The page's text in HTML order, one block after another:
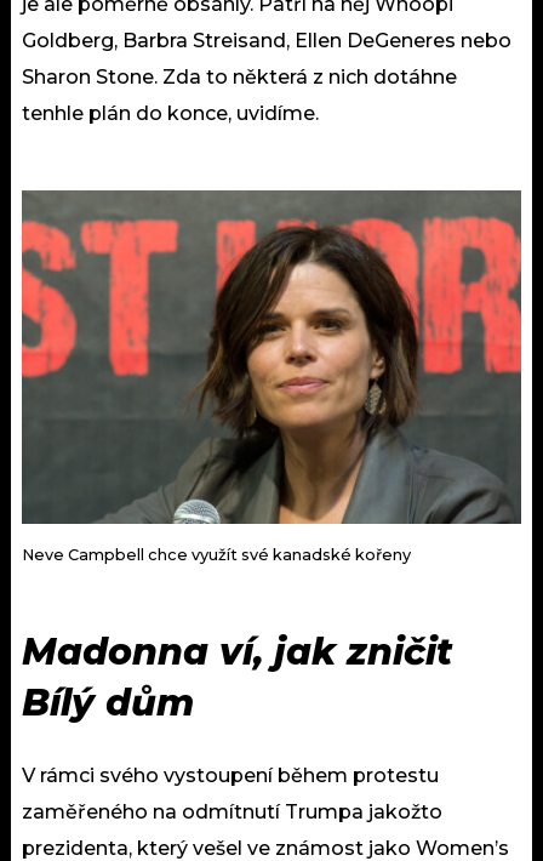
Goldberg, Barbra Streisand, Ellen DeGeneres nebo
Sharon Stone. Zda to některá z nich dotáhne
tenhle plán do konce, uvidíme.
Neve Campbell chce využít své kanadské kořeny
Madonna ví, jak zničit
Bílý dům
V rámci svého vystoupení během protestu
zaměřeného na odmítnutí Trumpa jakožto
prezidenta, který vešel ve známost jako Women’s